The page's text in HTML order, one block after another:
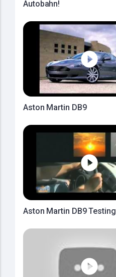
Autobahn!
Aston Martin DB9
Aston Martin DB9 Testing